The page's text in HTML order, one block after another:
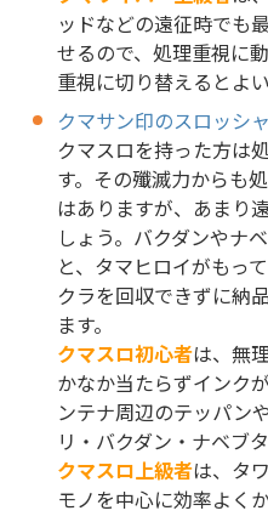
ッドなどの遠征時でも
せるので、処理重視に
重視に切り替えるとよ
クマサン印のスロッシ
クマスロを持った方は
す。その殲滅力からも
はありますが、あまり
しょう。バクダンやナ
と、タマヒロイがもっ
クラを回収できずに納
ます。
クマスロ初心者は、無
かなか当たらずインク
ンテナ周辺のテッパン
リ・バクダン・ナベブ
クマスロ上級者は、タ
モノを中心に効率よく